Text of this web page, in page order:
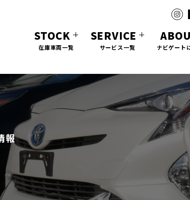
STOCK
在庫車両一覧
SERVICE
サービス一覧 ナビゲート
報